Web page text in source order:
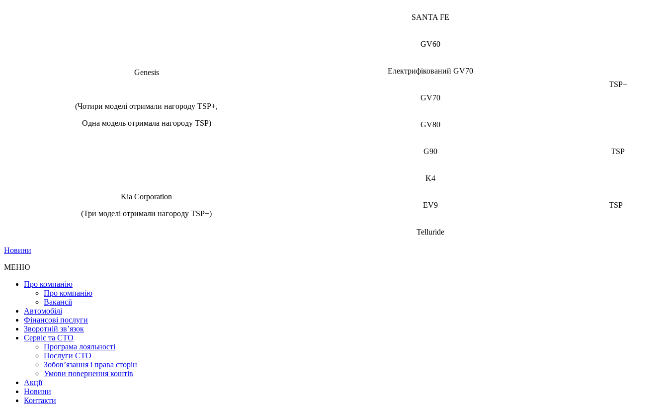
SANTA FE
Genesis
(Чотири моделі отримали нагороду TSP+,
Одна модель отримала нагороду TSP)
GV60
TSP+
Електрифікований GV70
GV70
GV80
G90 TSP
Kia Corporation
(Три моделі отримали нагороду TSP+)
K4
TSP+
EV9
Telluride
Новини
МЕНЮ
Про компанію
Про компанію
Вакансії
Автомобілі
Фінансові послуги
Зворотній зв’язок
Cервіс та СТО
Програма лояльності
Послуги СТО
Зобов’язання і права сторін
Умови повернення коштів
Акції
Новини
Контакти